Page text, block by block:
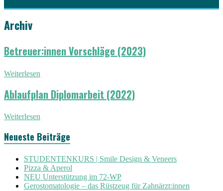
Archiv
Betreuer:innen Vorschläge (2023)
Weiterlesen
Ablaufplan Diplomarbeit (2022)
Weiterlesen
Neueste Beiträge
STUDENTENKURS | Smile Design & Veneers
Pizza & Aperol
NEU Unterstützung im 72-WP
Gerostomatologie – das Rüstzeug für Zahnärzt:innen